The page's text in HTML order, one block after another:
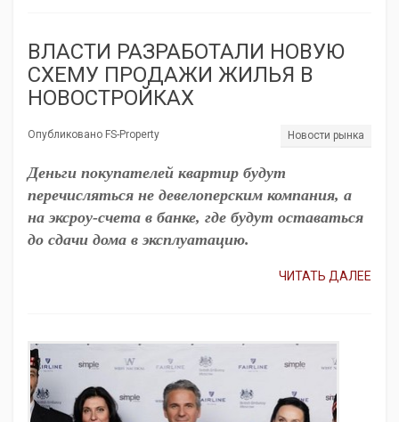
ВЛАСТИ РАЗРАБОТАЛИ НОВУЮ
СХЕМУ ПРОДАЖИ ЖИЛЬЯ В
НОВОСТРОЙКАХ
Опубликовано FS-Property Новости рынка
Деньги покупателей квартир будут
перечисляться не девелоперским компания, а
на эксроу-счета в банке, где будут оставаться
до сдачи дома в эксплуатацию.
ЧИТАТЬ ДАЛЕЕ